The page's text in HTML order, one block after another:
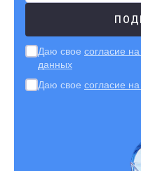
Даю свое согласие
данных
Даю свое согласие